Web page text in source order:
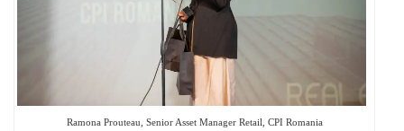
Ramona Prouteau, Senior Asset Manager Retail, CPI Romania